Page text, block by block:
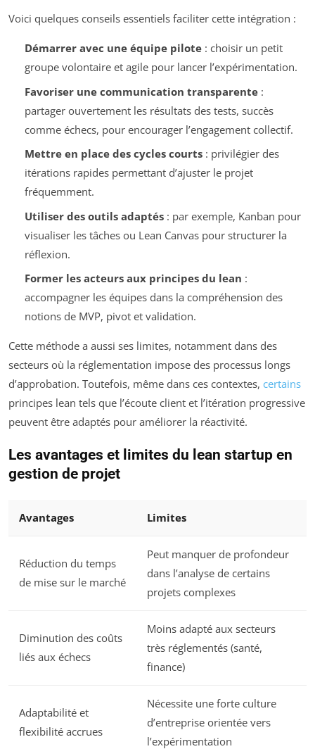
Voici quelques conseils essentiels faciliter cette intégration :
Démarrer avec une équipe pilote: choisir un petit
groupe volontaire et agile pour lancer l’expérimentation.
Favoriser une communication transparente:
partager ouvertement les résultats des tests, succès
comme échecs, pour encourager l’engagement collectif.
Mettre en place des cycles courts: privilégier des
itérations rapides permettant d’ajuster le projet
fréquemment.
Utiliser des outils adaptés: par exemple, Kanban pour
visualiser les tâches ou Lean Canvas pour structurer la
réflexion.
Former les acteurs aux principes du lean :
accompagner les équipes dans la compréhension des
notions de MVP, pivot et validation.
Cette méthode a aussi ses limites, notamment dans des
secteurs où la réglementation impose des processus longs
d’approbation. Toutefois, même dans ces contextes, certains
principes lean tels que l’écoute client et l’itération progressive
peuvent être adaptés pour améliorer la réactivité.
Les avantages et limites du lean startup en
gestion de projet
Avantages Limites
Réduction du temps
de mise sur le marché
Peut manquer de profondeur
dans l’analyse de certains
projets complexes
Diminution des coûts
liés aux échecs
Moins adapté aux secteurs
très réglementés (santé,
finance)
Adaptabilité et
flexibilité accrues
Nécessite une forte culture
d’entreprise orientée vers
l’expérimentation